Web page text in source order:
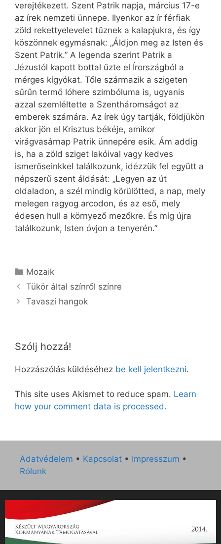
verejtékezett. Szent Patrik napja, március 17-e
az írek nemzeti ünnepe. Ilyenkor az ír férfiak
zöld rekettyelevelet tűznek a kalapjukra, és így
köszönnek egymásnak: „Áldjon meg az Isten és
Szent Patrik.” A legenda szerint Patrik a
Jézustól kapott bottal űzte el Írországból a
mérges kígyókat. Tőle származik a szigeten
sűrűn termő lóhere szimbóluma is, ugyanis
azzal szemléltette a Szentháromságot az
emberek számára. Az írek úgy tartják, földjükön
akkor jön el Krisztus békéje, amikor
virágvasárnap Patrik ünnepére esik. Ám addig
is, ha a zöld sziget lakóival vagy kedves
ismerőseinkkel találkozunk, idézzük fel együtt a
népszerű szent áldását: „Legyen az út
oldaladon, a szél mindig körülötted, a nap, mely
melegen ragyog arcodon, és az eső, mely
édesen hull a környező mezőkre. És míg újra
találkozunk, Isten óvjon a tenyerén.”
Kategória
Mozaik
Tükör által színről színre
Tavaszi hangok
Szólj hozzá!
Hozzászólás küldéséhez be kell jelentkezni.
This site uses Akismet to reduce spam. Learn
how your comment data is processed.
Adatvédelem • Kapcsolat • Impresszum •
Rólunk